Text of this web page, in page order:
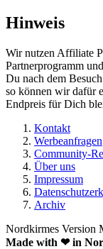
Hinweis
Wir nutzen Affiliate
Partnerprogramm
Du nach dem
so können wir dafür
Endpreis für Dich
Kontakt
Werbeanfragen
Community-
Über uns
Impressum
Archiv
Nordkirmes Version
Made with ❤ in